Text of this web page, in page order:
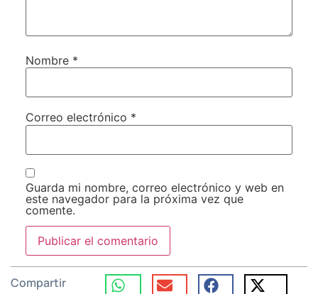
Nombre *
Correo electrónico *
Guarda mi nombre, correo electrónico y web en
este navegador para la próxima vez que
comente.
Compartir